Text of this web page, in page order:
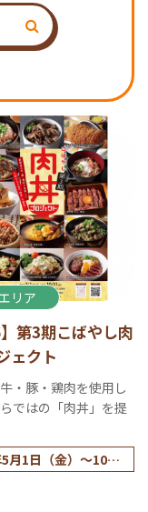
リア
】第3期こばやし肉
ェクト
・豚・鶏肉を使用し
ではの「肉丼」を提
月1日（金）～10月